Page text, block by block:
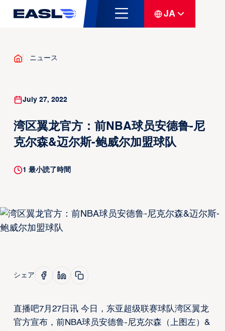
JA
ニュース
July 27, 2022
湾区翼龙官方：前NBA球员安德鲁-尼
克尔森&迈尔斯-鲍威尔加盟球队
1 最小読了時間
シェア
直播吧7月27日讯 今日，东亚超级联赛球队湾区翼龙
官方宣布，前NBA球员安德鲁-尼克尔森（上图左）&